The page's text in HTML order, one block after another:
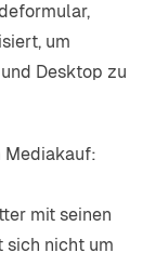
um
Desktop zu
Mediakauf:
mit seinen
sich nicht um